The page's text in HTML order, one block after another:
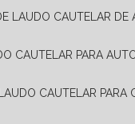
LAUDO CAUTELAR DE
CAUTELAR PARA
CAUTELAR PARA